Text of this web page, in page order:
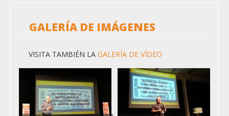
GALERÍA DE IMÁGENES
VISITA TAMBIÉN LA GALERÍA DE VÍDEO